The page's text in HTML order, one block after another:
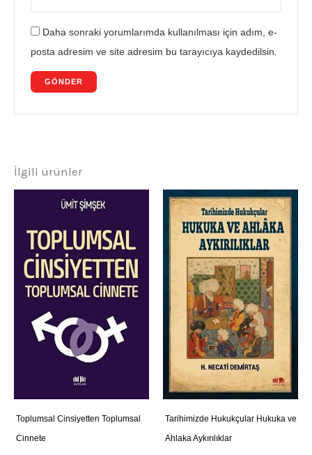
Daha sonraki yorumlarımda kullanılması için adım, e-
posta adresim ve site adresim bu tarayıcıya kaydedilsin.
İlgili ürünler
Toplumsal Cinsiyetten Toplumsal
Cinnete
Tarihimizde Hukukçular Hukuka ve
Ahlaka Aykırılıklar